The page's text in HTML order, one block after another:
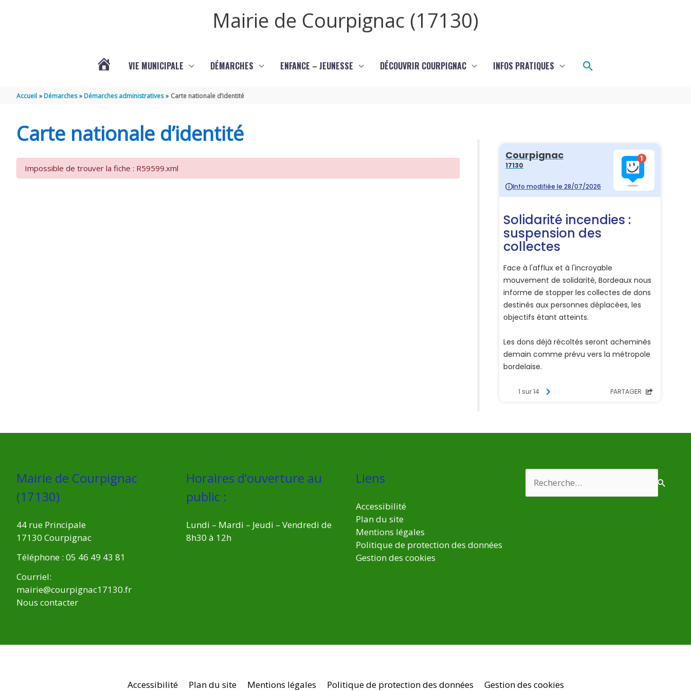
Mairie de Courpignac (17130)
(17130)
VIE MUNICIPALE DÉMARCHES ENFANCE – JEUNESSE DÉCOUVRIR COURPIGNAC INFOS PRATIQUES Rechercher
Accueil Démarches Démarches administratives Carte nationale d’identité
Carte nationale d’identité
Impossible de trouver la fiche : R59599.xml
Mairie de Courpignac
(17130)
44 rue Principale
17130 Courpignac
Téléphone : 05 46 49 43 81
Courriel:
mairie@courpignac17130.fr
Nous contacter
Horaires d’ouverture au
public :
Lundi – Mardi – Jeudi – Vendredi de
8h30 à 12h
Liens
Accessibilité
Plan du site
Mentions légales
Politique de protection des données
Gestion des cookies
Accessibilité Plan du site Mentions légales Politique de protection des données Gestion des cookies